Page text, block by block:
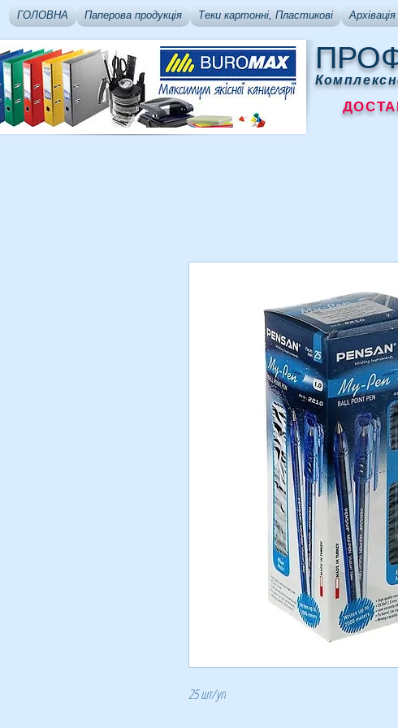
ГОЛОВНА Паперова продукція Теки картонні, Пластикові
25 шт/уп